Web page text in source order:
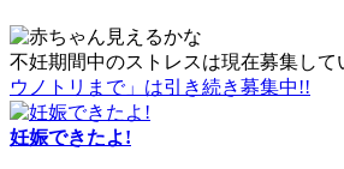
不妊期間中のストレスは現在募集して
ウノトリまで」は引き続き募集中!!
妊娠できたよ!